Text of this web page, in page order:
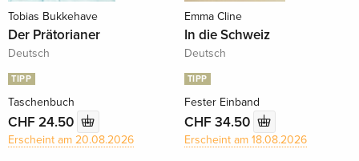
Tobias Bukkehave
Der Prätorianer
Deutsch
TIPP
Taschenbuch
CHF 24.50
Erscheint am 20.08.2026
Emma Cline
In die Schweiz
Deutsch
TIPP
Fester Einband
CHF 34.50
Erscheint am 18.08.2026